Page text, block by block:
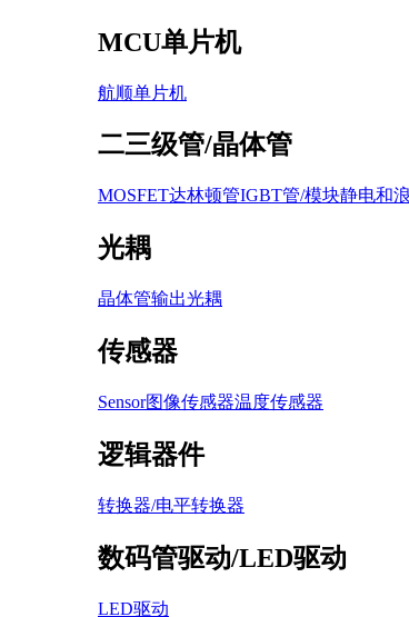
MCU单片机
航顺单片机
二三级管/晶体管
MOSFET达林顿管IGBT管/模块静电和
光耦
晶体管输出光耦
传感器
Sensor图像传感器温度传感器
逻辑器件
转换器/电平转换器
数码管驱动/LED驱动
LED驱动